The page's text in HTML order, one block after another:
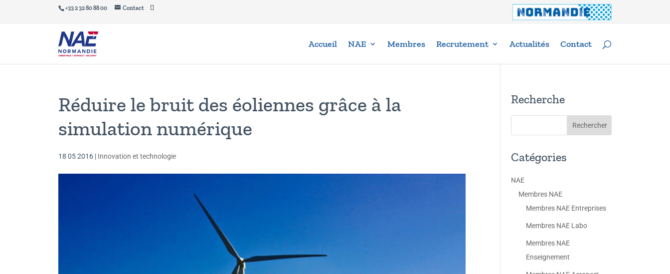
+33 2 32 80 88 00 Contact
Accueil NAE Membres Recrutement Actualités Contact
Réduire le bruit des éoliennes grâce à la
simulation numérique
18 05 2016 | Innovation et technologie
Recherche
Catégories
NAE
Membres NAE
Membres NAE Entreprises
Membres NAE Labo
Membres NAE
Enseignement